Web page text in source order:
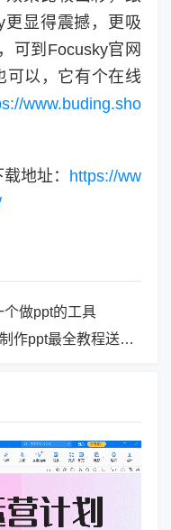
更显得震撼，更吸
可到Focusky官网
可以，它有个在线
www.buding.sho
地址： https://ww
个做ppt的工具
最全教程送给你！